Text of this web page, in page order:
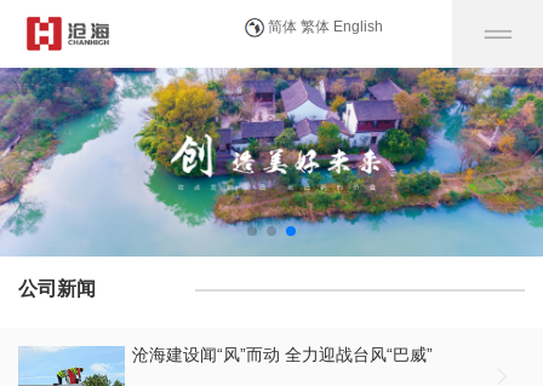
简体 繁体 English
公司新闻
沧海建设闻“风”而动 全力迎战台风“巴威”